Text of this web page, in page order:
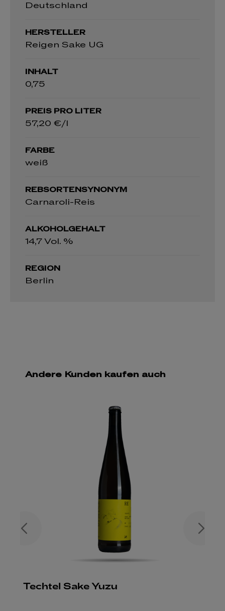
Deutschland
HERSTELLER
Reigen Sake UG
INHALT
0,75
PREIS PRO LITER
57,20 €/l
FARBE
weiß
REBSORTENSYNONYM
Carnaroli-Reis
ALKOHOLGEHALT
14,7 Vol. %
REGION
Berlin
Andere Kunden kaufen auch
Techtel Sake Yuzu